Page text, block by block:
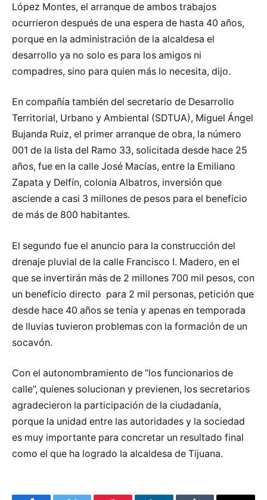
López Montes, el arranque de ambos trabajos
ocurrieron después de una espera de hasta 40 años,
porque en la administración de la alcaldesa el
desarrollo ya no solo es para los amigos ni
compadres, sino para quien más lo necesita, dijo.
En compañía también del secretario de Desarrollo
Territorial, Urbano y Ambiental (SDTUA), Miguel Ángel
Bujanda Ruiz, el primer arranque de obra, la número
001 de la lista del Ramo 33, solicitada desde hace 25
años, fue en la calle José Macías, entre la Emiliano
Zapata y Delfín, colonia Albatros, inversión que
asciende a casi 3 millones de pesos para el beneficio
de más de 800 habitantes.
El segundo fue el anuncio para la construcción del
drenaje pluvial de la calle Francisco I. Madero, en el
que se invertirán más de 2 millones 700 mil pesos, con
un beneficio directo para 2 mil personas, petición que
desde hace 40 años se tenía y apenas en temporada
de lluvias tuvieron problemas con la formación de un
socavón.
Con el autonombramiento de “los funcionarios de
calle”, quienes solucionan y previenen, los secretarios
agradecieron la participación de la ciudadanía,
porque la unidad entre las autoridades y la sociedad
es muy importante para concretar un resultado final
como el que ha logrado la alcaldesa de Tijuana.